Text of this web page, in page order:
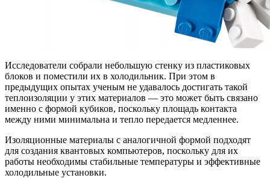
Исследователи собрали небольшую стенку из пластиковых
блоков и поместили их в холодильник. При этом в
предыдущих опытах ученым не удавалось достигать такой
теплоизоляции у этих материалов — это может быть связано
именно с формой кубиков, поскольку площадь контакта
между ними минимальна и тепло передается медленнее.
Изоляционные материалы с аналогичной формой подходят
для создания квантовых компьютеров, поскольку для их
работы необходимы стабильные температуры и эффективные
холодильные установки.